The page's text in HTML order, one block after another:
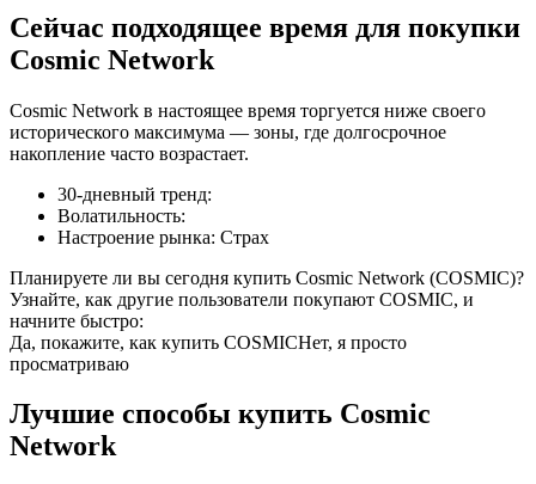
TradFi
Деривативы на акции, форекс, драгоценные металлы и
сырьевые товары
USDC фьючерсы
Фьючерсы с использованием USDC в качестве
обеспечения
Сейчас подходящее время для покупки
Cosmic Network
Cosmic Network в настоящее время торгуется ниже своего
исторического максимума — зоны, где долгосрочное
накопление часто возрастает.
30-дневный тренд:
Волатильность:
Настроение рынка: Страх
Планируете ли вы сегодня купить Cosmic Network (COSMIC)?
Узнайте, как другие пользователи покупают COSMIC, и
начните быстро:
Да, покажите, как купить COSMICНет, я просто
просматриваю
Лучшие способы купить Cosmic
Network